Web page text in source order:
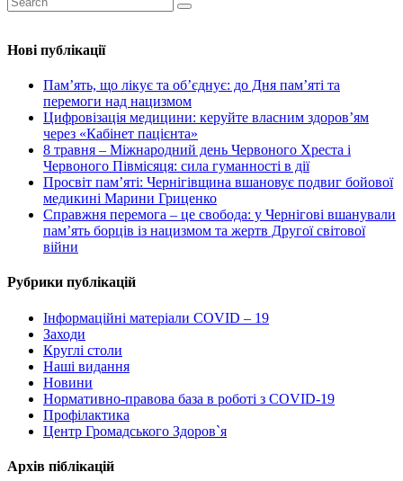
Нові публікації
Пам’ять, що лікує та об’єднує: до Дня пам’яті та
перемоги над нацизмом
Цифровізація медицини: керуйте власним здоров’ям
через «Кабінет пацієнта»
8 травня – Міжнародний день Червоного Хреста і
Червоного Півмісяця: сила гуманності в дії
Просвіт пам’яті: Чернігівщина вшановує подвиг бойової
медикині Марини Гриценко
Справжня перемога – це свобода: у Чернігові вшанували
пам’ять борців із нацизмом та жертв Другої світової
війни
Рубрики публікацій
Інформаційні матеріали COVID – 19
Заходи
Круглі столи
Наші видання
Новини
Нормативно-правова база в роботі з COVID-19
Профілактика
Центр Громадського Здоров`я
Архів піблікацій